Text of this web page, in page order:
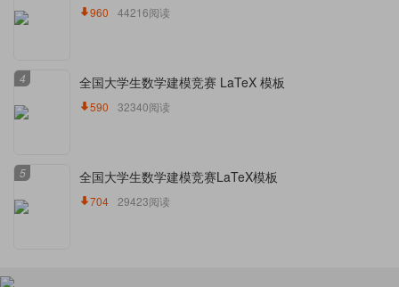
960 44216阅读
4 全国大学生数学建模竞赛 LaTeX 模板
590 32340阅读
5 全国大学生数学建模竞赛LaTeX模板
704 29423阅读